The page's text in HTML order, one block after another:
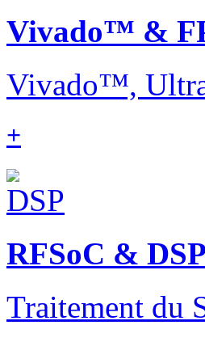
Vivado™ &
Vivado™,
+
RFSoC & DSP
Traitement du